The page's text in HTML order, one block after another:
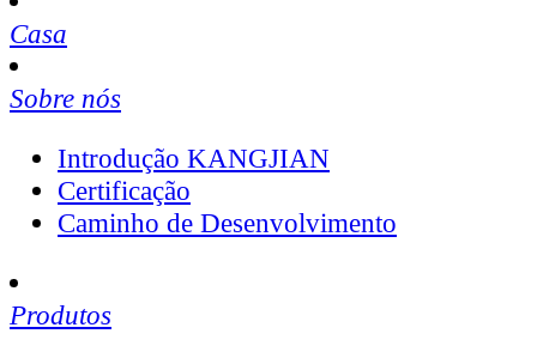
Casa
Sobre nós
Introdução KANGJIAN
Certificação
Caminho de Desenvolvimento
Produtos